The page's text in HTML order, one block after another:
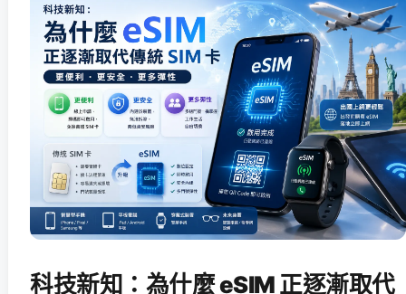
科技新知：為什麼 eSIM 正逐漸取代